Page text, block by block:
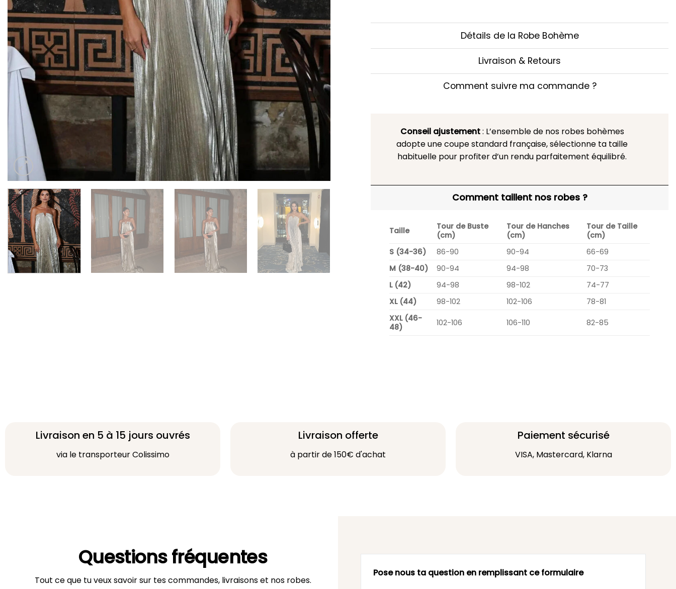
Détails de la Robe Bohème
Livraison & Retours
Comment suivre ma commande ?
Conseil ajustement: L’ensemble de nos robes bohèmes
adopte une coupe standard française, sélectionne ta taille
habituelle pour profiter d’un rendu parfaitement équilibré.
Comment taillent nos robes ?
Taille
Tour de Buste
(cm)
Tour de Hanches
(cm)
Tour de Taille
(cm)
S (34-36)
86-90 90-94
66-69
M (38-40)
90-94 94-98
70-73
L (42)
94-98 98-102
74-77
XL (44)
98-102 102-106
78-81
XXL (46-
48)
102-106 106-110 82-85
Livraison en 5 à 15 jours ouvrés
via le transporteur Colissimo
Livraison offerte
à partir de 150€ d'achat
Paiement sécurisé
VISA, Mastercard, Klarna
Questions fréquentes
Tout ce que tu veux savoir sur tes commandes, livraisons et nos robes.
Pose nous ta question en remplissant ce formulaire